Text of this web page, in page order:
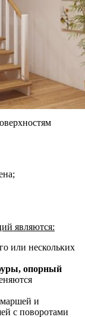
являются:
или нескольких
опорный
маршей и
с поворотами